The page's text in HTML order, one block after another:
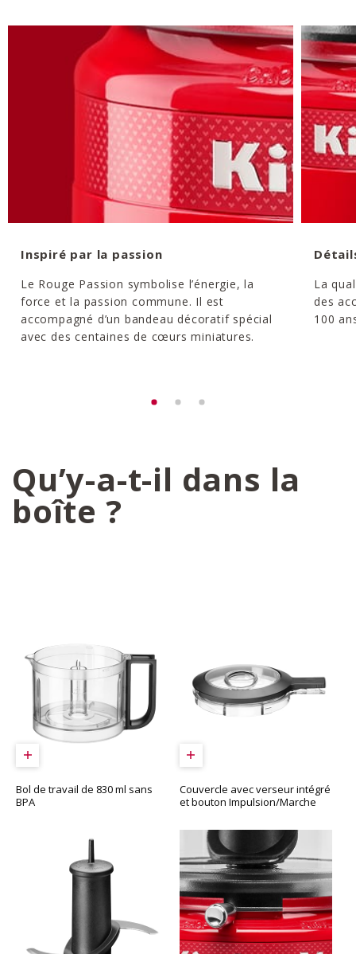
Inspiré par la passion
Le Rouge Passion symbolise l’énergie, la
force et la passion commune. Il est
accompagné d’un bandeau décoratif spécial
avec des centaines de cœurs miniatures.
La
des
100
Qu’y-a-t-il dans la
boîte ?
Bol de travail de 830 ml sans
BPA
Couvercle avec verseur intégré
et bouton Impulsion/Marche